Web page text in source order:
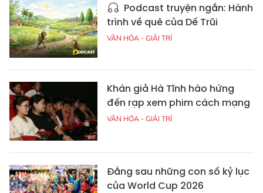
Podcast truyện ngắn: Hành
trình về quê của Dế Trũi
VĂN HÓA - GIẢI TRÍ
Khán giả Hà Tĩnh hào hứng
đến rạp xem phim cách mạng
VĂN HÓA - GIẢI TRÍ
Đằng sau những con số kỷ lục
của World Cup 2026